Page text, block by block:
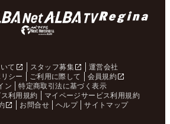
て スタッフ募集
運営会社
シー
ご利用に際して
会員規約
ン
特定商取引法に基づく表示
利用規約
マイページサービス利用規約
お問合せ ヘルプ サイトマップ